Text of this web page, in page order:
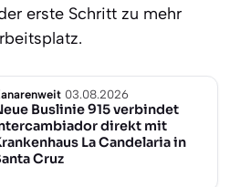
erste Schritt zu mehr
03.08.2026
Buslinie 915 verbindet
direkt mit
La Candelaria in
Cruz